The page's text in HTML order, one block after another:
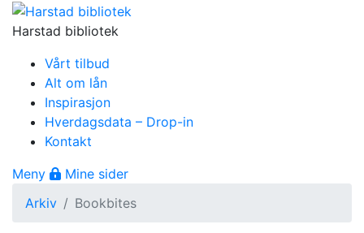
Gå til innhold
Harstad bibliotek
Vårt tilbud
Alt om lån
Inspirasjon
Hverdagsdata – Drop-in
Kontakt
Meny Åpne meny
Mine sider
Arkiv
Bookbites